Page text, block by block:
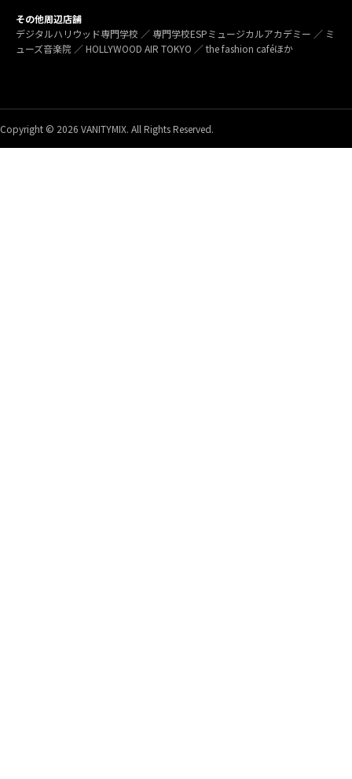
その他周辺店舗
デジタルハリウッド専門学校 ／ 専門学校ESPミュージカルアカデミー ／ ミ
ューズ音楽院 ／ HOLLYWOOD AIR TOKYO ／ the fashion caféほか
Copyright © 2026 VANITYMIX. All Rights Reserved.